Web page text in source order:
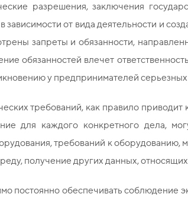
разрешения, заключения
зависимости от вида деятельности и
запреты и обязанности,
обязанностей влечет
у предпринимателей
требований, как правило приводит
для каждого конкретного дела,
требований к оборудованию,
получение других данных,
постоянно обеспечивать соблюдение